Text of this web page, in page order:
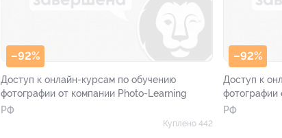
–92%
Доступ к онлайн-курсам по обучению
фотографии от компании Photo-Learning
РФ
Куплено 442
–92%
Доступ к
фотографии
РФ